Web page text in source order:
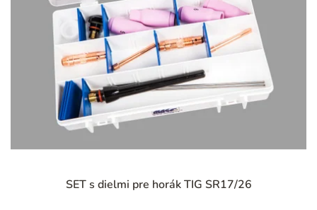
SET s dielmi pre horák TIG SR17/26
hodnotenie